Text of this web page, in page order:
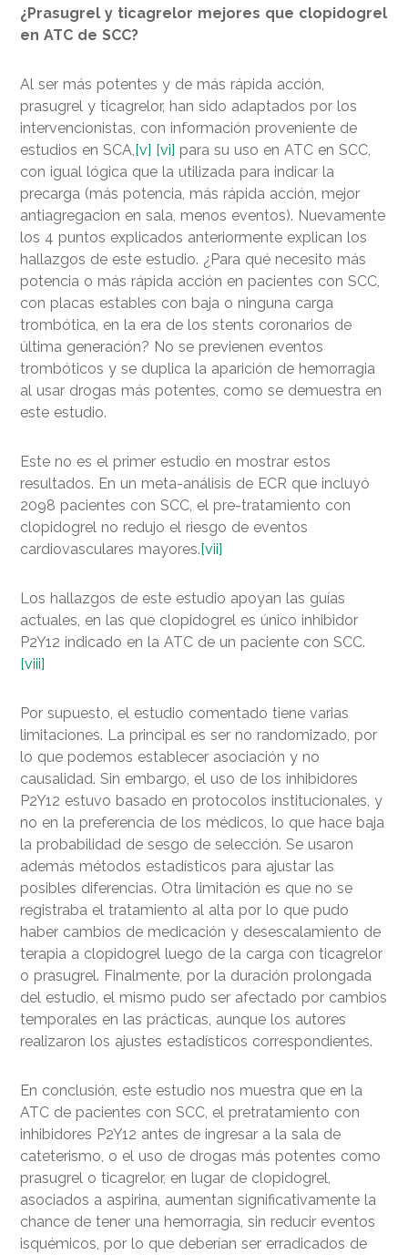
¿Prasugrel y ticagrelor mejores que clopidogrel
en ATC de SCC?
Al ser más potentes y de más rápida acción,
prasugrel y ticagrelor, han sido adaptados por los
intervencionistas, con información proveniente de
estudios en SCA,[v] [vi] para su uso en ATC en SCC,
con igual lógica que la utilizada para indicar la
precarga (más potencia, más rápida acción, mejor
antiagregacion en sala, menos eventos). Nuevamente
los 4 puntos explicados anteriormente explican los
hallazgos de este estudio. ¿Para qué necesito más
potencia o más rápida acción en pacientes con SCC,
con placas estables con baja o ninguna carga
trombótica, en la era de los stents coronarios de
última generación? No se previenen eventos
trombóticos y se duplica la aparición de hemorragia
al usar drogas más potentes, como se demuestra en
este estudio.
Este no es el primer estudio en mostrar estos
resultados. En un meta-análisis de ECR que incluyó
2098 pacientes con SCC, el pre-tratamiento con
clopidogrel no redujo el riesgo de eventos
cardiovasculares mayores.[vii]
Los hallazgos de este estudio apoyan las guías
actuales, en las que clopidogrel es único inhibidor
P2Y12 indicado en la ATC de un paciente con SCC.
[viii]
Por supuesto, el estudio comentado tiene varias
limitaciones. La principal es ser no randomizado, por
lo que podemos establecer asociación y no
causalidad. Sin embargo, el uso de los inhibidores
P2Y12 estuvo basado en protocolos institucionales, y
no en la preferencia de los médicos, lo que hace baja
la probabilidad de sesgo de selección. Se usaron
además métodos estadísticos para ajustar las
posibles diferencias. Otra limitación es que no se
registraba el tratamiento al alta por lo que pudo
haber cambios de medicación y desescalamiento de
terapia a clopidogrel luego de la carga con ticagrelor
o prasugrel. Finalmente, por la duración prolongada
del estudio, el mismo pudo ser afectado por cambios
temporales en las prácticas, aunque los autores
realizaron los ajustes estadísticos correspondientes.
En conclusión, este estudio nos muestra que en la
ATC de pacientes con SCC, el pretratamiento con
inhibidores P2Y12 antes de ingresar a la sala de
cateterismo, o el uso de drogas más potentes como
prasugrel o ticagrelor, en lugar de clopidogrel,
asociados a aspirina, aumentan significativamente la
chance de tener una hemorragia, sin reducir eventos
isquémicos, por lo que deberían ser erradicados de